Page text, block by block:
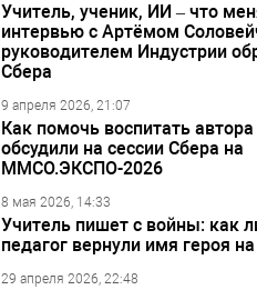
Учитель, ученик, ИИ – что
интервью с Артёмом
руководителем Индустрии
Сбера
9 апреля 2026, 21:07
Как помочь воспитать
обсудили на сессии Сбера на
ММСО.ЭКСПО-2026
8 мая 2026, 14:33
Учитель пишет с войны: как
педагог вернули имя героя
29 апреля 2026, 22:48